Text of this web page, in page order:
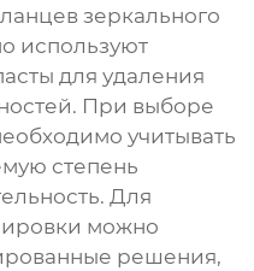
зеркального
используют
для удаления
При выборе
учитывать
степень
Для
можно
решения,